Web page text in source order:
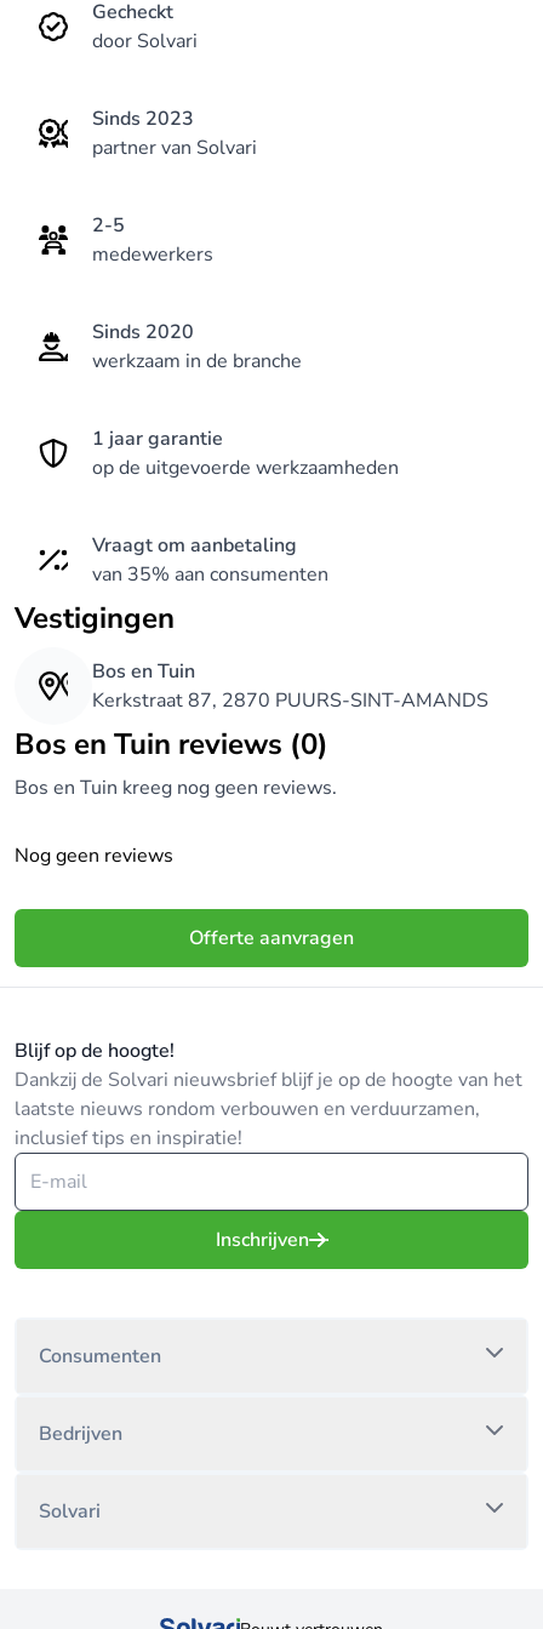
Gecheckt
door Solvari
Sinds 2023
partner van Solvari
2-5
medewerkers
Sinds 2020
werkzaam in de branche
1 jaar garantie
op de uitgevoerde werkzaamheden
Vraagt om aanbetaling
van 35% aan consumenten
Vestigingen
Bos en Tuin
Kerkstraat 87, 2870 PUURS-SINT-AMANDS
Bos en Tuin reviews (0)
Bos en Tuin kreeg nog geen reviews.
Nog geen reviews
Offerte aanvragen
Blijf op de hoogte!
Dankzij de Solvari nieuwsbrief blijf je op de hoogte van het
laatste nieuws rondom verbouwen en verduurzamen,
inclusief tips en inspiratie!
Inschrijven
Consumenten
Bedrijven
Solvari